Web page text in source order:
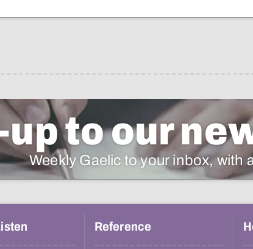
up to our
Weekly Gaelic to your inbox, with
Reference